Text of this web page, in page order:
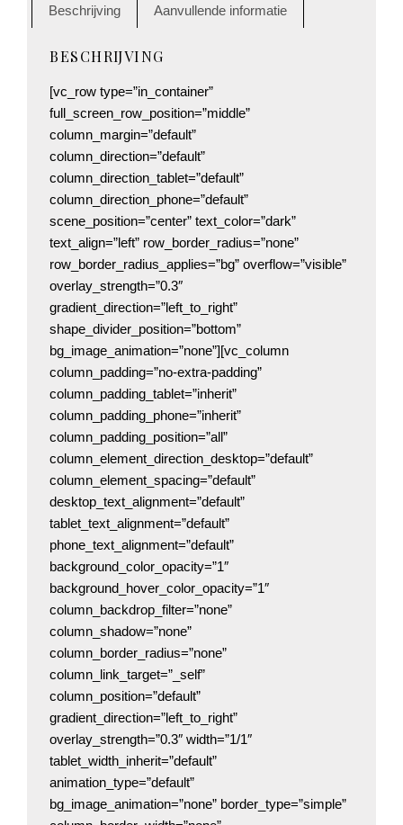
Beschrijving Aanvullende informatie
BESCHRIJVING
[vc_row type=”in_container”
full_screen_row_position=”middle”
column_margin=”default”
column_direction=”default”
column_direction_tablet=”default”
column_direction_phone=”default”
scene_position=”center” text_color=”dark”
text_align=”left” row_border_radius=”none”
row_border_radius_applies=”bg” overflow=”visible”
overlay_strength=”0.3″
gradient_direction=”left_to_right”
shape_divider_position=”bottom”
bg_image_animation=”none”][vc_column
column_padding=”no-extra-padding”
column_padding_tablet=”inherit”
column_padding_phone=”inherit”
column_padding_position=”all”
column_element_direction_desktop=”default”
column_element_spacing=”default”
desktop_text_alignment=”default”
tablet_text_alignment=”default”
phone_text_alignment=”default”
background_color_opacity=”1″
background_hover_color_opacity=”1″
column_backdrop_filter=”none”
column_shadow=”none”
column_border_radius=”none”
column_link_target=”_self”
column_position=”default”
gradient_direction=”left_to_right”
overlay_strength=”0.3″ width=”1/1″
tablet_width_inherit=”default”
animation_type=”default”
bg_image_animation=”none” border_type=”simple”